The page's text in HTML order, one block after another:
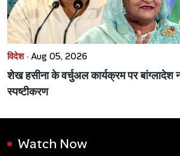
विदेश · Aug 05, 2026
शेख हसीना के वर्चुअल कार्यक्रम पर बांग्लादेश
स्पष्टीकरण
Watch Now